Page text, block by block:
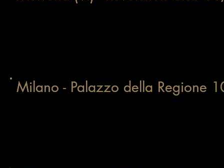
Milano - Palazzo della Regione
Milano - Palazzo della Regione